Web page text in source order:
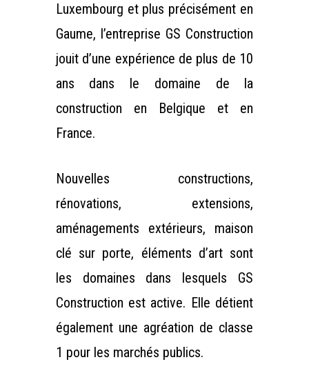
Luxembourg et plus précisément en
Gaume, l’entreprise GS Construction
jouit d’une expérience de plus de 10
ans dans le domaine de la
construction en Belgique et en
France.
Nouvelles constructions,
rénovations, extensions,
aménagements extérieurs, maison
clé sur porte, éléments d’art sont
les domaines dans lesquels GS
Construction est active. Elle détient
également une agréation de classe
1 pour les marchés publics.